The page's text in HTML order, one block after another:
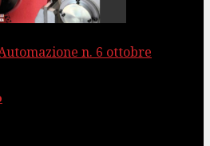
n. 6 ottobre